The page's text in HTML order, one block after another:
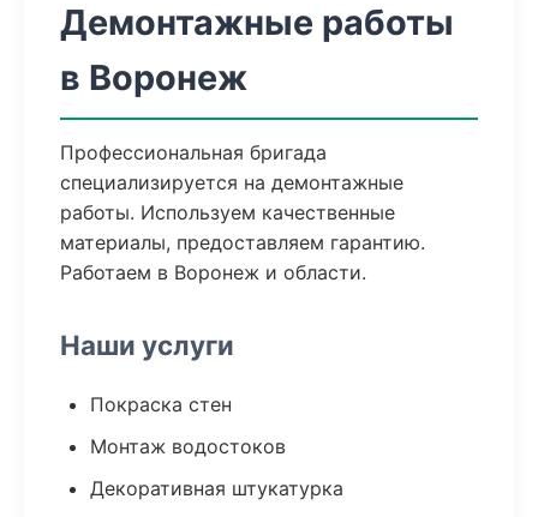
Демонтажные работы
в Воронеж
Профессиональная бригада
специализируется на демонтажные
работы. Используем качественные
материалы, предоставляем гарантию.
Работаем в Воронеж и области.
Наши услуги
Покраска стен
Монтаж водостоков
Декоративная штукатурка